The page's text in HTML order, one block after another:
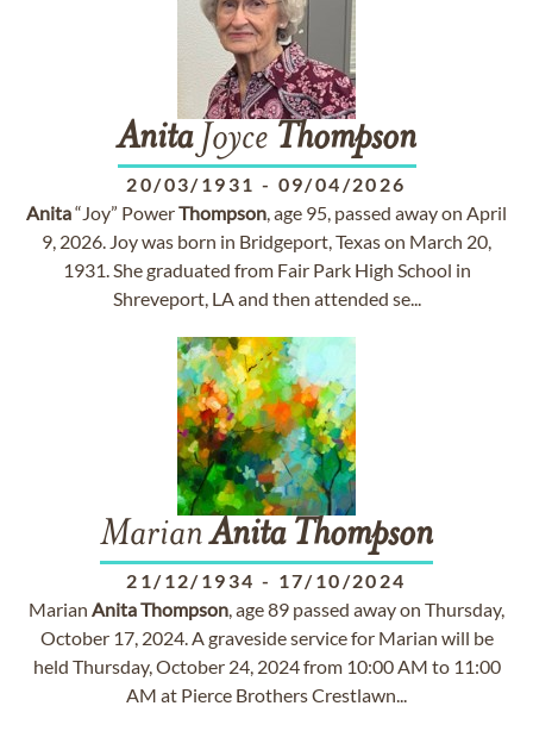
AnitaJoyce Thompson
20/03/1931 - 09/04/2026
Anita“Joy” PowerThompson, age 95, passed away on April
9, 2026. Joy was born in Bridgeport, Texas on March 20,
1931. She graduated from Fair Park High School in
Shreveport, LA and then attended se...
MarianAnita Thompson
21/12/1934 - 17/10/2024
Marian AnitaThompson, age 89 passed away on Thursday,
October 17, 2024. A graveside service for Marian will be
held Thursday, October 24, 2024 from 10:00 AM to 11:00
AM at Pierce Brothers Crestlawn...